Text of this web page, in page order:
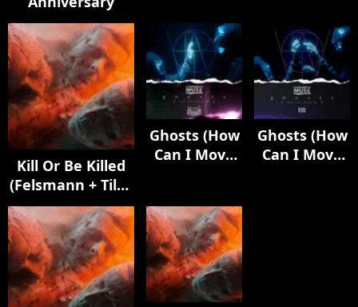
Kill Or Be Killed
(Felsmann + Tiley
Reinterpretation)
Ghosts (How
Can I Move
Farmer]
Ghosts (How
Can I Move